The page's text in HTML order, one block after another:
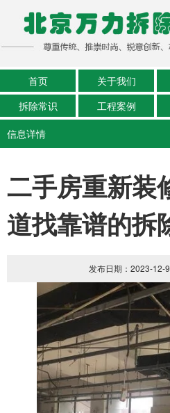
首页 关于我们
拆除常识
工程案例
信息详情
二手房重新装
道找靠谱的拆
发布日期：2023-12-